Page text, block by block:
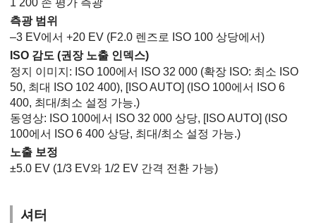
1 200 존 평가 측광
측광 범위
–3 EV에서 +20 EV (F2.0 렌즈로 ISO 100 상당에서)
ISO 감도 (권장 노출 인덱스)
정지 이미지: ISO 100에서 ISO 32 000 (확장 ISO: 최소 ISO
50, 최대 ISO 102 400), [ISO AUTO] (ISO 100에서 ISO 6
400, 최대/최소 설정 가능.)
동영상: ISO 100에서 ISO 32 000 상당, [ISO AUTO] (ISO
100에서 ISO 6 400 상당, 최대/최소 설정 가능.)
노출 보정
±5.0 EV (1/3 EV와 1/2 EV 간격 전환 가능)
셔터